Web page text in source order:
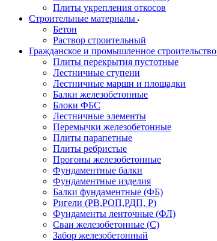
Плиты укрепления откосов
Строительные материалы
Бетон
Раствор строительный
Гражданское и промышленное строительство
Плиты перекрытия пустотные
Лестничные ступени
Лестничные марши и площадки
Балки железобетонные
Блоки ФБС
Лестничные элементы
Перемычки железобетонные
Плиты парапетные
Плиты ребристые
Прогоны железобетонные
Фундаментные балки
Фундаментные изделия
Балки фундаментные (ФБ)
Ригели (РВ,РОП,РДП, Р)
Фундаменты ленточные (ФЛ)
Сваи железобетонные (С)
Забор железобетонный